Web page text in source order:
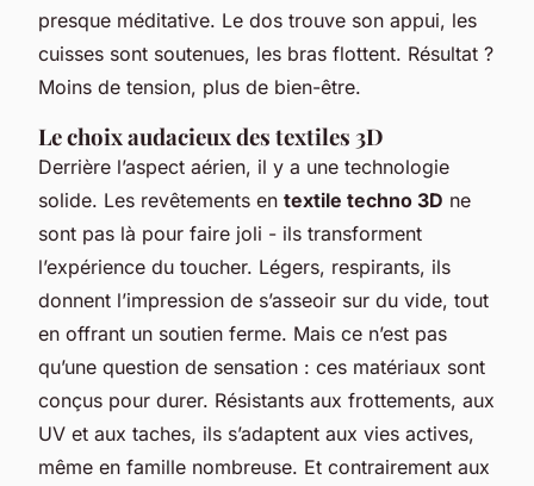
presque méditative. Le dos trouve son appui, les
cuisses sont soutenues, les bras flottent. Résultat ?
Moins de tension, plus de bien-être.
Le choix audacieux des textiles 3D
Derrière l’aspect aérien, il y a une technologie
solide. Les revêtements en textile techno 3D ne
sont pas là pour faire joli - ils transforment
l’expérience du toucher. Légers, respirants, ils
donnent l’impression de s’asseoir sur du vide, tout
en offrant un soutien ferme. Mais ce n’est pas
qu’une question de sensation : ces matériaux sont
conçus pour durer. Résistants aux frottements, aux
UV et aux taches, ils s’adaptent aux vies actives,
même en famille nombreuse. Et contrairement aux